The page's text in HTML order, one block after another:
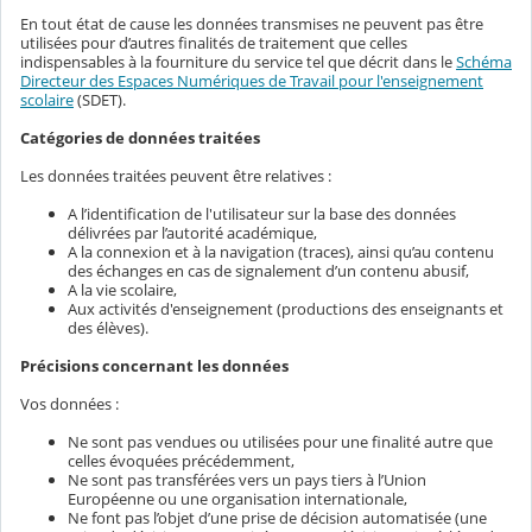
En tout état de cause les données transmises ne peuvent pas être
utilisées pour d’autres finalités de traitement que celles
indispensables à la fourniture du service tel que décrit dans leSchéma
Directeur des Espaces Numériques de Travail pour l'enseignement
scolaire(SDET).
Catégories de données traitées
Les données traitées peuvent être relatives :
A l’identification de l'utilisateur sur la base des données
délivrées par l’autorité académique,
A la connexion et à la navigation (traces), ainsi qu’au contenu
des échanges en cas de signalement d’un contenu abusif,
A la vie scolaire,
Aux activités d'enseignement (productions des enseignants et
des élèves).
Précisions concernant les données
Vos données :
Ne sont pas vendues ou utilisées pour une finalité autre que
celles évoquées précédemment,
Ne sont pas transférées vers un pays tiers à l’Union
Européenne ou une organisation internationale,
Ne font pas l’objet d’une prise de décision automatisée (une